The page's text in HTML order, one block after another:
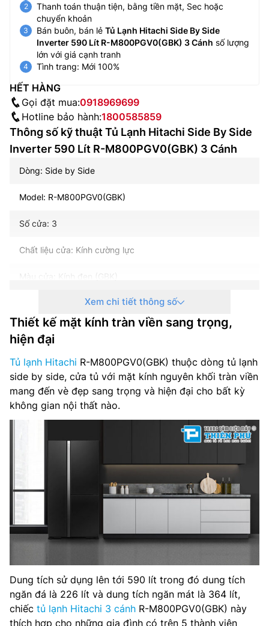
Thanh toán thuận tiện, bằng tiền mặt, Sec hoặc
chuyển khoản
Bán buôn, bán lẻ Tủ Lạnh Hitachi Side By Side
Inverter 590 Lít R-M800PGV0(GBK) 3 Cánh số lượng
lớn với giá cạnh tranh
Tình trang: Mới 100%
HẾT HÀNG
Gọi đặt mua:0918969699
Hotline bảo hành:1800585859
Thông số kỹ thuật Tủ Lạnh Hitachi Side By Side
Inverter 590 Lít R-M800PGV0(GBK) 3 Cánh
Dòng: Side by Side
Model: R-M800PGV0(GBK)
Số cửa: 3
Chất liệu cửa: Kính cường lực
Màu cửa: Kính đen (GBK)
Dung tích tổng: 641 lít
Dung tích sử dụng: 590 lít
Dung tích ngăn đá : 226 lít
Kích thước: 920 x 1,795 x 720mm
Công nghệ làm lạnh: INVERTER × Hệ Thống Quạt Kép,
Nguồn điện: 220V, 50Hz
Hãng sản xuất: Hitachi
Xem chi tiết thông số
Thiết kế mặt kính tràn viền sang trọng,
hiện đại
Tủ lạnh Hitachi R-M800PGV0(GBK) thuộc dòng tủ lạnh
side by side, cửa tủ với mặt kính nguyên khối tràn viền
mang đến vè đẹp sang trọng và hiện đại cho bất kỳ
không gian nội thất nào.
Dung tích sử dụng lên tới 590 lít trong đó dung tích
ngăn đá là 226 lít và dung tích ngăn mát là 364 lít,
chiếc tủ lạnh Hitachi 3 cánh R-M800PGV0(GBK) này
thích hợp cho những gia đình có trên 5 thành viên